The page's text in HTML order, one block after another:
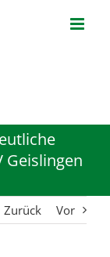
Geislingen
Zurück Vor